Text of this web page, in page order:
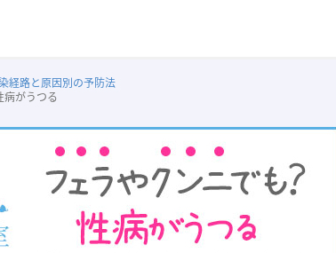
経路と原因別の予防法
病がうつる